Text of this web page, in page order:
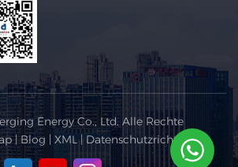
Energy Co., Ltd. Alle Rechte
|Blog | XML| Datenschutzrichtlinie